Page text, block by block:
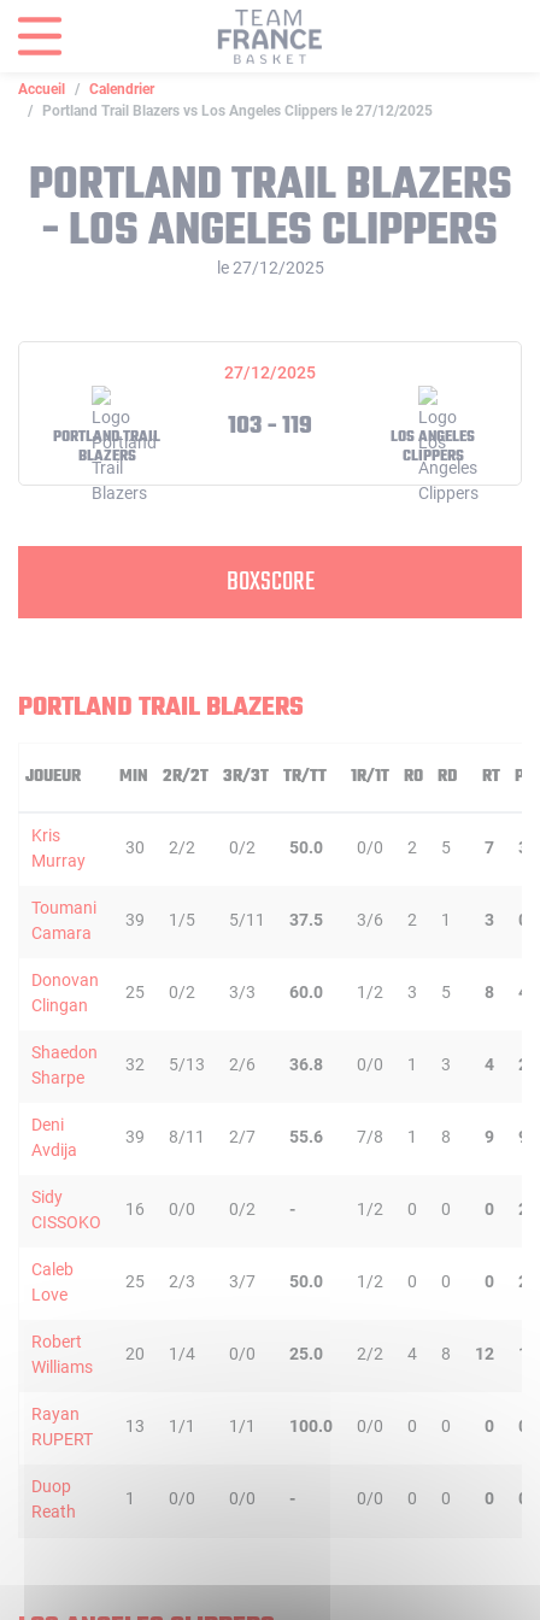
Accueil
Calendrier
Portland Trail Blazers vs Los Angeles Clippers le 27/12/2025
PORTLAND TRAIL BLAZERS
- LOS ANGELES CLIPPERS
le 27/12/2025
27/12/2025
PORTLAND TRAIL
BLAZERS
103 - 119
LOS ANGELES
CLIPPERS
BOXSCORE
PORTLAND TRAIL BLAZERS
JOUEUR MIN 2R/2T 3R/3T TR/TT 1R/1T RO RD RT PD
Kris
Murray
30 2/2 0/2 50.0 0/0 2 5 7 3
Toumani
Camara
39 1/5 5/11 37.5 3/6 2 1 3 0
Donovan
Clingan
25 0/2 3/3 60.0 1/2 3 5 8 4
Shaedon
Sharpe
32 5/13 2/6 36.8 0/0 1 3 4 2
Deni
Avdija
39 8/11 2/7 55.6 7/8 1 8 9 9
Sidy
CISSOKO
16 0/0 0/2 - 1/2 0 0 0 2
Caleb
Love
25 2/3 3/7 50.0 1/2 0 0 0 2
Robert
Williams
20 1/4 0/0 25.0 2/2 4 8 12 1
Rayan
RUPERT
13 1/1 1/1 100.0 0/0 0 0 0 0
Duop
Reath
1 0/0 0/0 - 0/0 0 0 0 0
Panneau de gestion des cookies